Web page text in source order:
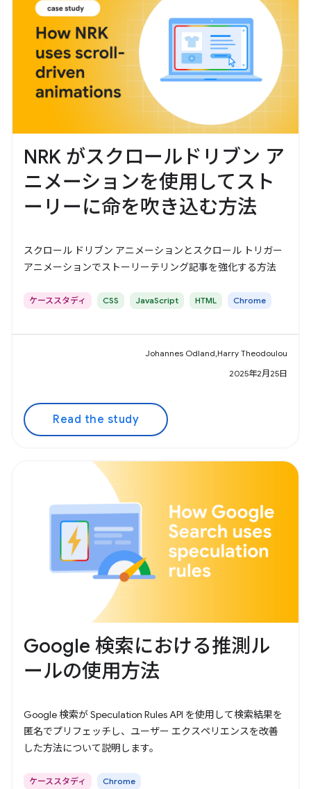
NRK がスクロールドリブン ア
ニメーションを使用してスト
ーリーに命を吹き込む方法
スクロール ドリブン アニメーションとスクロール トリガー
アニメーションでストーリーテリング記事を強化する方法
ケーススタディ CSS JavaScript HTML Chrome
Johannes Odland,Harry Theodoulou
2025年2月25日
Read the study
Google 検索における推測ル
ールの使用方法
Google 検索が Speculation Rules API を使用して検索結果を
匿名でプリフェッチし、ユーザー エクスペリエンスを改善
した方法について説明します。
ケーススタディ Chrome